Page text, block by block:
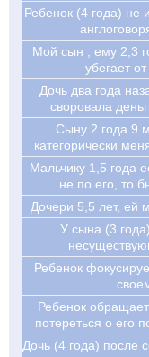
Ребенок (4 года) не
Мой сын , ему 2,3
убегает
Дочь два года
своровала
Cыну 2 года 9
категорически
Мальчику 1,5 года
не по его, то
Дочери 5,5 лет, ей
У сына (3
Ребенок
Ребенок
потереться о его
Дочь (4 года) после